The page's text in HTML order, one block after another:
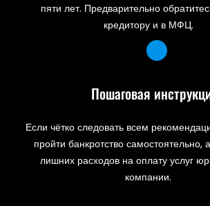
пяти лет. Предварительно
кредитору и в МФЦ.
Пошаговая
Если чётко следовать всем
пройти банкротство самостоятельно,
лишних расходов на оплату услуг
компании.